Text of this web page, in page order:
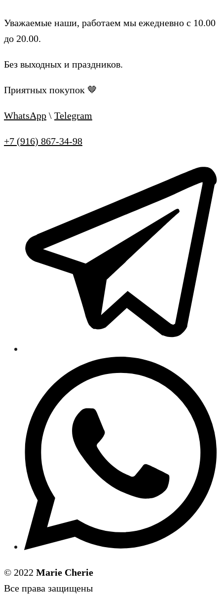
Уважаемые наши, работаем мы ежедневно с 10.00
до 20.00.
Без выходных и праздников.
Приятных покупок 🤎
WhatsApp \ Telegram
+7 (916) 867-34-98
© 2022 Marie Cherie
Все права защищены